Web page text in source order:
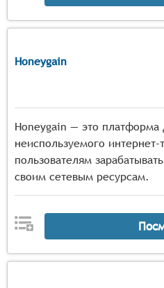
Honeygain
Honeygain — это платформа
неиспользуемого
пользователям
своим сетевым ресурсам.